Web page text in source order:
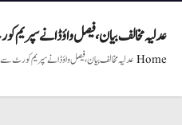
عدلیہ مخالف بیان، فیصل واؤڈا نے سپریم
Homeعدلیہ مخالف بیان، فیصل واؤڈا نے سپریم کورٹ سے